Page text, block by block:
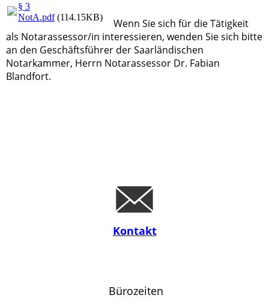
§ 3
NotA.pdf(114.15KB)
Wenn Sie sich für die Tätigkeit
als Notarassessor/in interessieren, wenden Sie sich bitte
an den Geschäftsführer der Saarländischen
Notarkammer, Herrn Notarassessor Dr. Fabian
Blandfort.
Kontakt
Bürozeiten